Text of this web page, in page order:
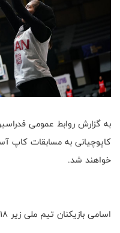
به گزارش روابط عمومی
خواهند شد.
اسامی بازیکنان تیم ملی زیر ۱۸ سال دختران ایران به شرح زیر است: